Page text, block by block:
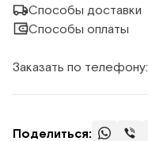
Способы доставки
Способы оплаты
Заказать по телефону:
Поделиться: